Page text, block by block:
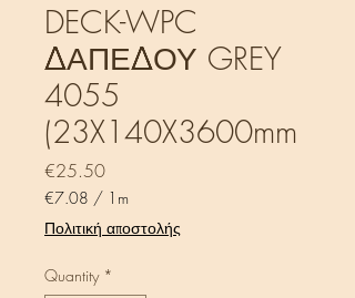
DECK-WPC
ΔΑΠΕΔΟΥ GREY
4055
(23X140X3600mm
€25.50Price
€7.08 / 1m
€7.08
per
Meter
Πολιτική αποστολής
Quantity *